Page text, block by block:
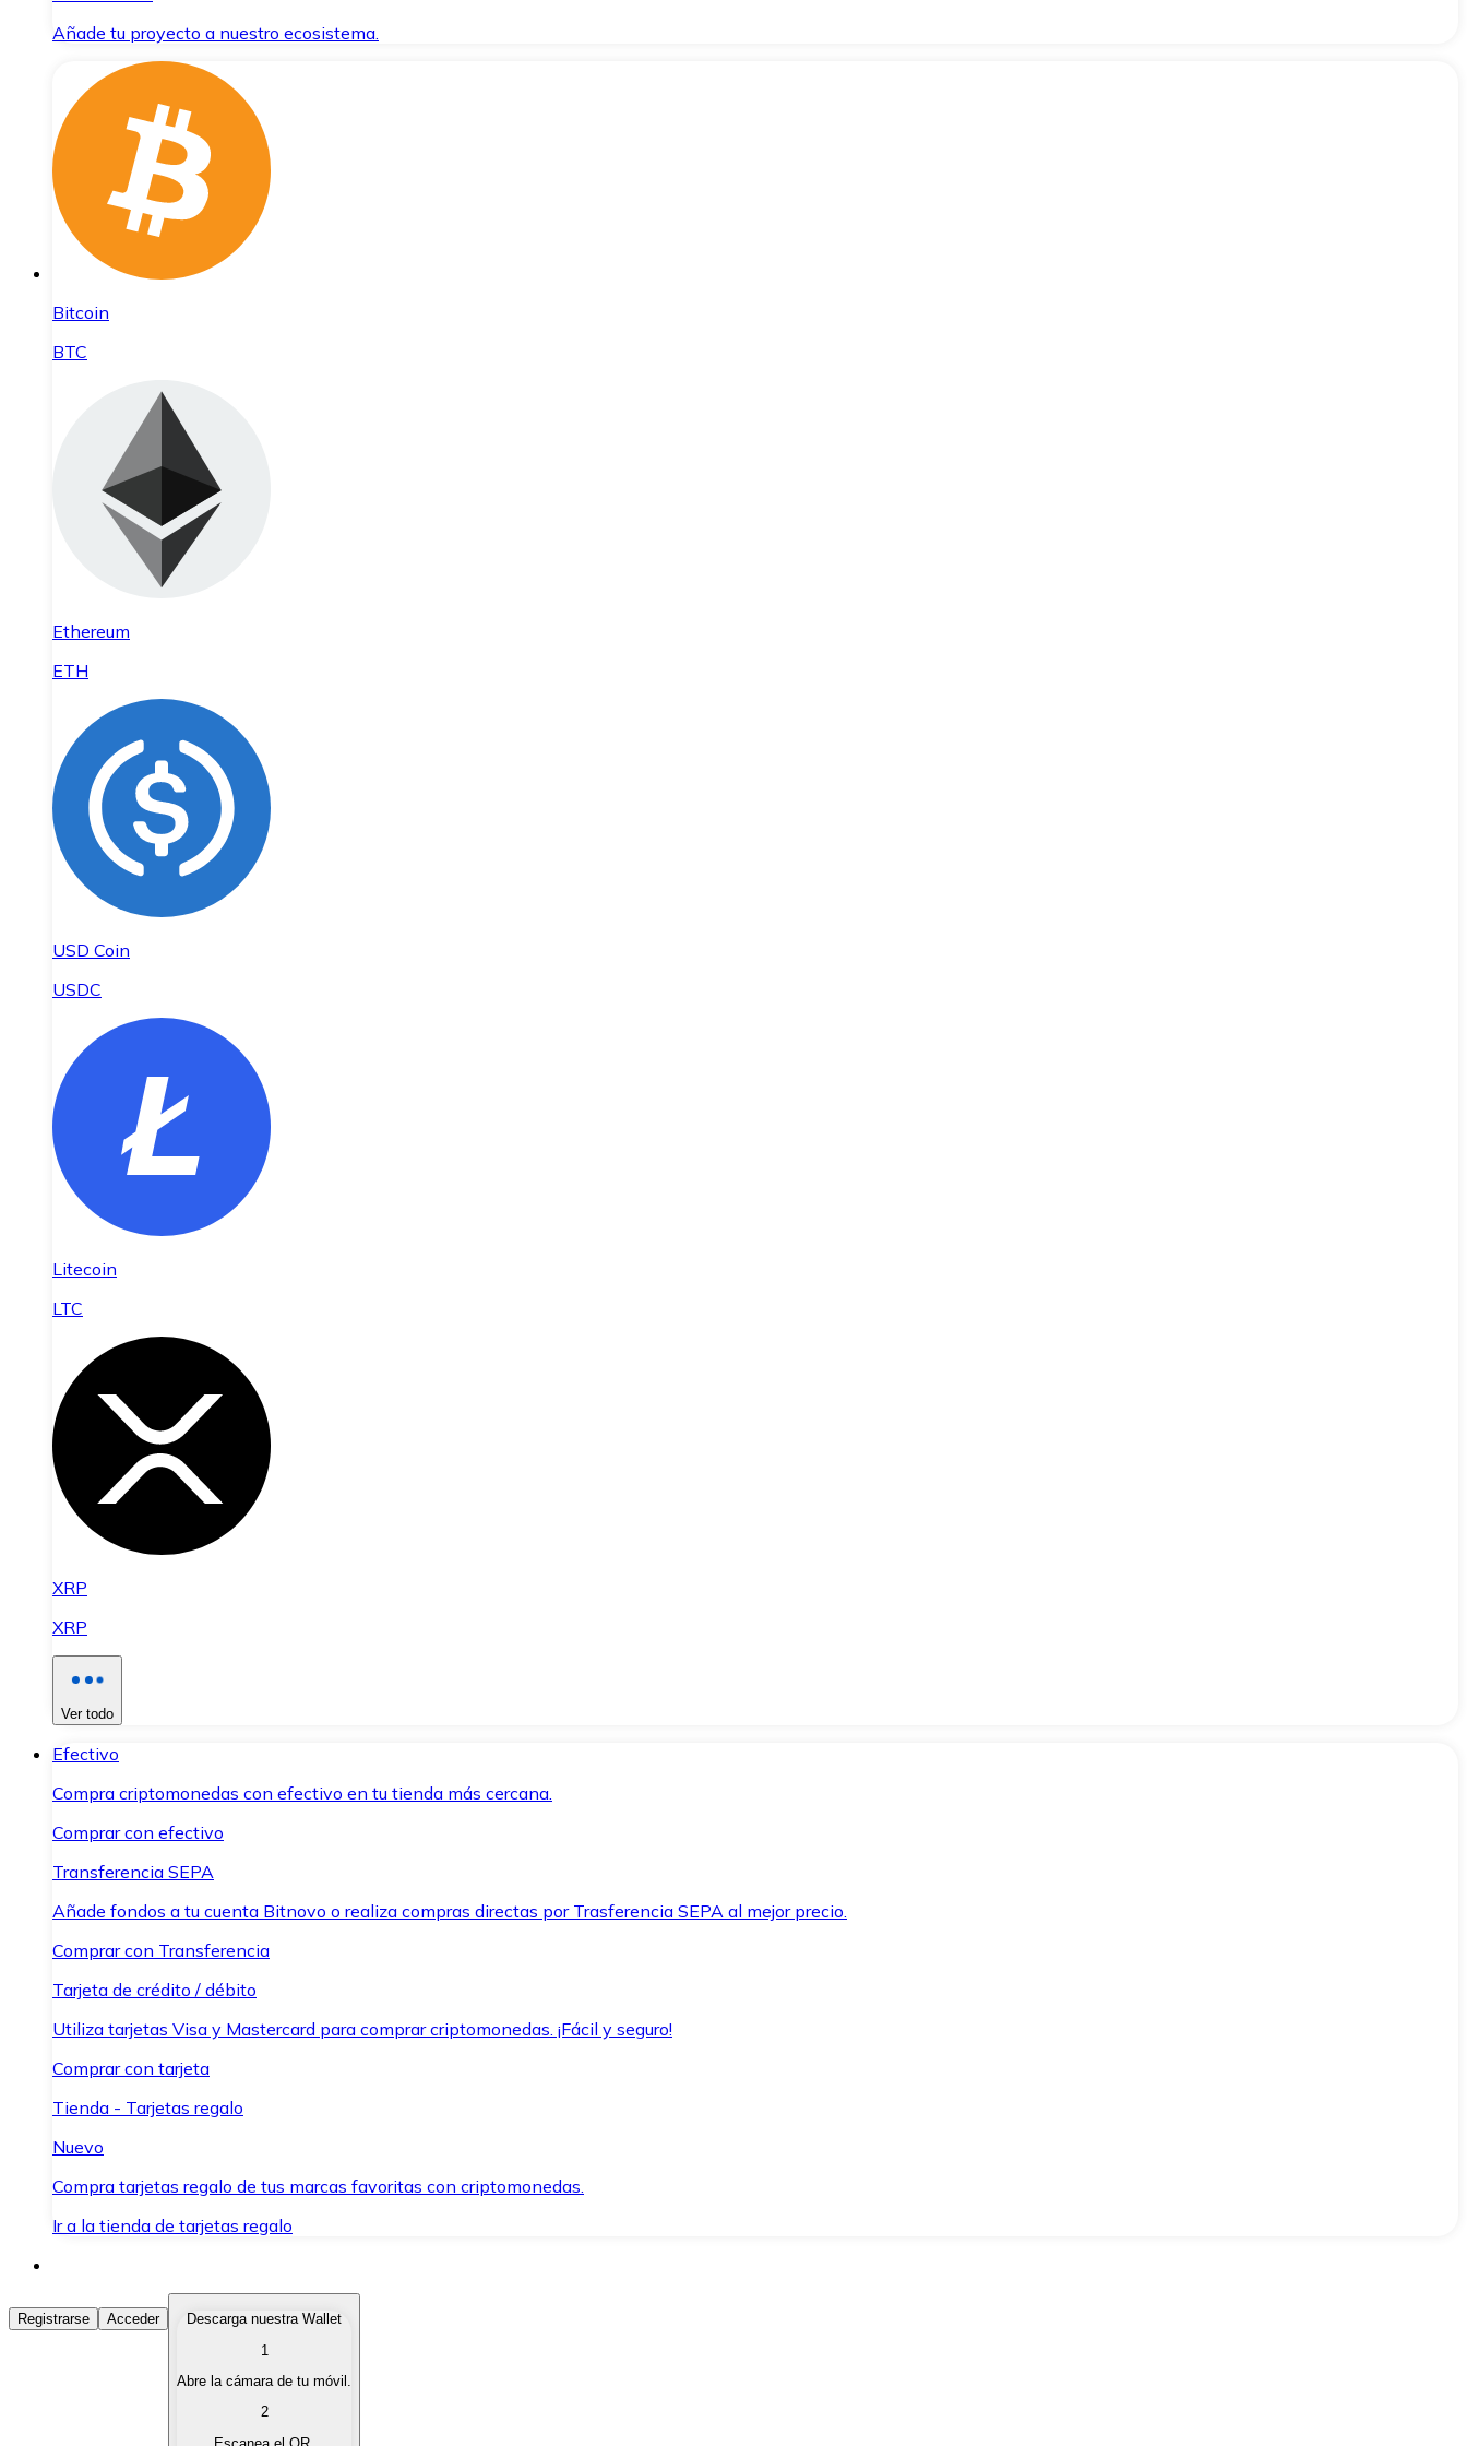
Añade tu proyecto a nuestro ecosistema.
Bitcoin
BTC
Ethereum
ETH
USD Coin
USDC
Litecoin
LTC
XRP
XRP
Ver todo
Efectivo
Compra criptomonedas con efectivo en tu tienda más cercana.
Comprar con efectivo
Transferencia SEPA
Añade fondos a tu cuenta Bitnovo o realiza compras directas por Trasferencia SEPA al mejor precio.
Comprar con Transferencia
Tarjeta de crédito / débito
Utiliza tarjetas Visa y Mastercard para comprar criptomonedas. ¡Fácil y seguro!
Comprar con tarjeta
Tienda - Tarjetas regalo
Nuevo
Compra tarjetas regalo de tus marcas favoritas con criptomonedas.
Ir a la tienda de tarjetas regalo
Comprar Criptomonedas
Compra criptomonedas con diferentes métodos de pago.
Vende tus criptomonedas de forma rápida y segura.
Registrarse Acceder
Descarga nuestra Wallet
1
Abre la cámara de tu móvil.
2